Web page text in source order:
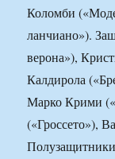
Коломби
ланчиано»).
верона»),
Калдирола
Марко Крими
(«Гроссето»),